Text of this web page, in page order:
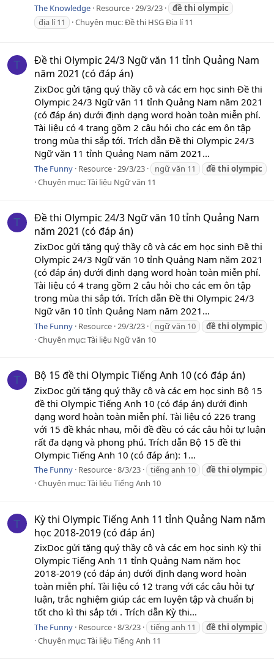
The Knowledge Resource 29/3/23 đề thi olympic
địa lí 11
Chuyên mục:Đề thi HSG Địa lí 11
T
Đề thi Olympic 24/3 Ngữ văn 11 tỉnh Quảng Nam
năm 2021 (có đáp án)
ZixDoc gửi tặng quý thầy cô và các em học sinh Đề thi
Olympic 24/3 Ngữ văn 11 tỉnh Quảng Nam năm 2021
(có đáp án) dưới định dạng word hoàn toàn miễn phí.
Tài liệu có 4 trang gồm 2 câu hỏi cho các em ôn tập
trong mùa thi sắp tới. Trích dẫn Đề thi Olympic 24/3
Ngữ văn 11 tỉnh Quảng Nam năm 2021...
The Funny Resource 29/3/23 ngữ văn 11 đề thi olympic
Chuyên mục:Tài liệu Ngữ văn 11
T
Đề thi Olympic 24/3 Ngữ văn 10 tỉnh Quảng Nam
năm 2021 (có đáp án)
ZixDoc gửi tặng quý thầy cô và các em học sinh Đề thi
Olympic 24/3 Ngữ văn 10 tỉnh Quảng Nam năm 2021
(có đáp án) dưới định dạng word hoàn toàn miễn phí.
Tài liệu có 4 trang gồm 2 câu hỏi cho các em ôn tập
trong mùa thi sắp tới. Trích dẫn Đề thi Olympic 24/3
Ngữ văn 10 tỉnh Quảng Nam năm 2021...
The Funny Resource 29/3/23 ngữ văn 10 đề thi olympic
Chuyên mục:Tài liệu Ngữ văn 10
T Bộ 15 đề thi Olympic Tiếng Anh 10 (có đáp án)
ZixDoc gửi tặng quý thầy cô và các em học sinh Bộ 15
đề thi Olympic Tiếng Anh 10 (có đáp án) dưới định
dạng word hoàn toàn miễn phí. Tài liệu có 226 trang
với 15 đề khác nhau, mỗi đề đều có các câu hỏi tự luận
rất đa dạng và phong phú. Trích dẫn Bộ 15 đề thi
Olympic Tiếng Anh 10 (có đáp án): 1...
The Funny Resource 8/3/23 tiếng anh 10 đề thi olympic
Chuyên mục:Tài liệu Tiếng Anh 10
T
Kỳ thi Olympic Tiếng Anh 11 tỉnh Quảng Nam năm
học 2018-2019 (có đáp án)
ZixDoc gửi tặng quý thầy cô và các em học sinh Kỳ thi
Olympic Tiếng Anh 11 tỉnh Quảng Nam năm học
2018-2019 (có đáp án) dưới định dạng word hoàn
toàn miễn phí. Tài liệu có 12 trang với các câu hỏi tự
luận, trắc nghiệm giúp các em luyện tập và chuẩn bị
tốt cho kì thi sắp tới . Trích dẫn Kỳ thi...
The Funny Resource 8/3/23 tiếng anh 11 đề thi olympic
Chuyên mục:Tài liệu Tiếng Anh 11